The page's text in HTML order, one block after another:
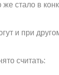
стало в
и при
считать: